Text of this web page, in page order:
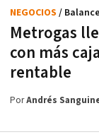
Metrogas
con más
rentable
NEGOCIOS /
PorAndrés